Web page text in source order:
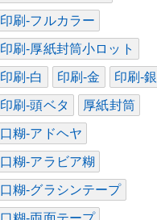
印刷-フルカラー
印刷-厚紙封筒小ロット
印刷-白 印刷-金 印刷-銀
印刷-頭ベタ 厚紙封筒
口糊-アドヘヤ
口糊-アラビア糊
口糊-グラシンテープ